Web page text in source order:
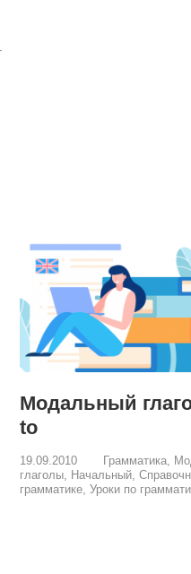
Модальный
to
19.09.2010 Грамматика
глаголы Начальный
грамматике Уроки по